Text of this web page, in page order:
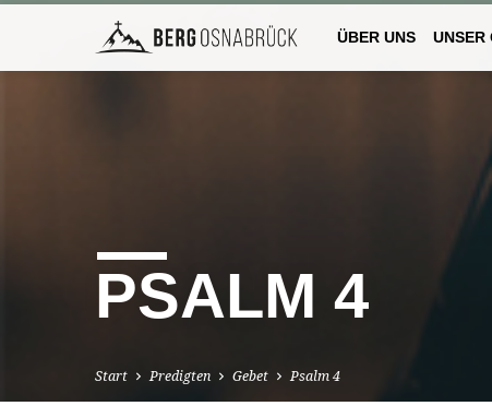
ÜBER UNS UNSER
PSALM 4
Start Predigten Gebet Psalm 4